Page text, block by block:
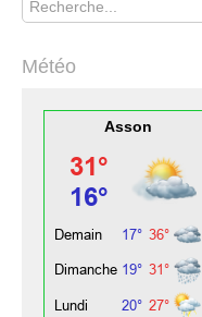
Météo
Asson